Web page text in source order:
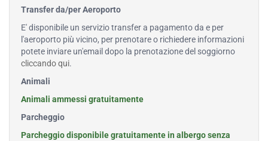
Transfer da/per Aeroporto
E' disponibile un servizio transfer a pagamento da e per
l'aeroporto più vicino, per prenotare o richiedere informazioni
potete inviare un'email dopo la prenotazione del soggiorno
cliccando qui.
Animali
Animali ammessi gratuitamente
Parcheggio
Parcheggio disponibile gratuitamente in albergo senza